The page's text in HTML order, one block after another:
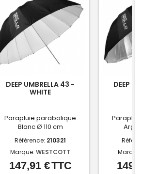
DEEP UMBRELLA 43 -
WHITE
Parapluie parabolique
Blanc Ø 110 cm
Référence: 210321
Marque: WESTCOTT
Prix
147,91 €TTC
DEEP